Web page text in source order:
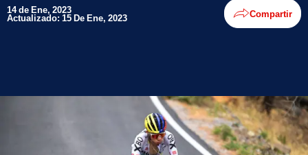
14 de Ene, 2023
Actualizado: 15 De Ene, 2023 Compartir